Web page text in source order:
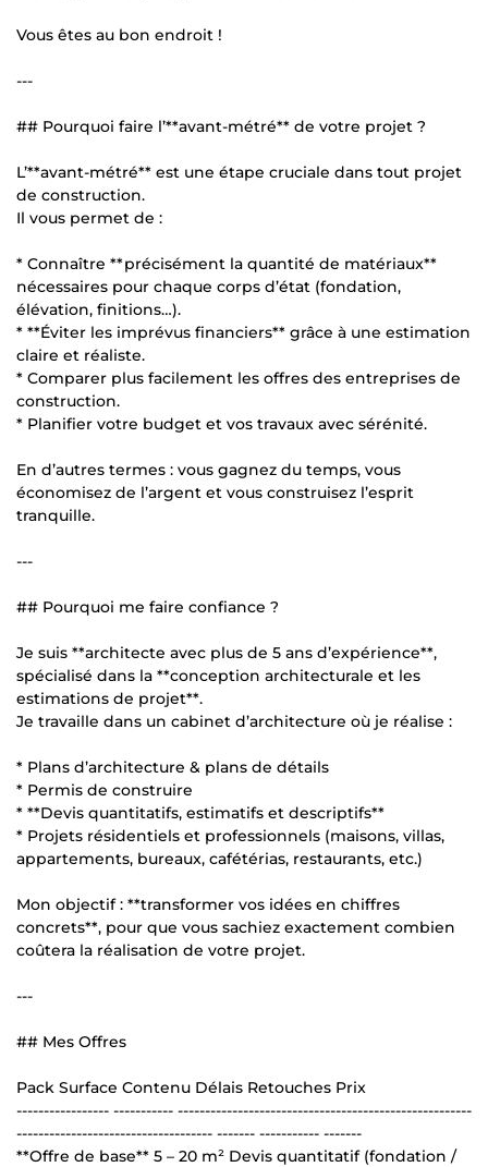
Vous êtes au bon endroit !
---
## Pourquoi faire l’**avant-métré** de votre projet ?
L’**avant-métré** est une étape cruciale dans tout projet
de construction.
Il vous permet de :
* Connaître **précisément la quantité de matériaux**
nécessaires pour chaque corps d’état (fondation,
élévation, finitions…).
* **Éviter les imprévus financiers** grâce à une estimation
claire et réaliste.
* Comparer plus facilement les offres des entreprises de
construction.
* Planifier votre budget et vos travaux avec sérénité.
En d’autres termes : vous gagnez du temps, vous
économisez de l’argent et vous construisez l’esprit
tranquille.
---
## Pourquoi me faire confiance ?
Je suis **architecte avec plus de 5 ans d’expérience**,
spécialisé dans la **conception architecturale et les
estimations de projet**.
Je travaille dans un cabinet d’architecture où je réalise :
* Plans d’architecture & plans de détails
* Permis de construire
* **Devis quantitatifs, estimatifs et descriptifs**
* Projets résidentiels et professionnels (maisons, villas,
appartements, bureaux, cafétérias, restaurants, etc.)
Mon objectif : **transformer vos idées en chiffres
concrets**, pour que vous sachiez exactement combien
coûtera la réalisation de votre projet.
---
## Mes Offres
Pack Surface Contenu Délais Retouches Prix
----------------- ----------- ------------------------------------------------------
------------------------------------ ------- ----------- -------
**Offre de base** 5 – 20 m² Devis quantitatif (fondation /